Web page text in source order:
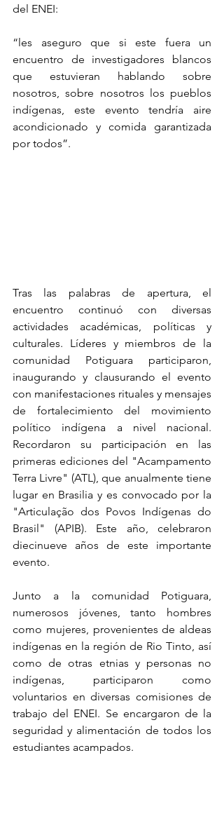
del ENEI:
“les aseguro que si este fuera un
encuentro de investigadores blancos
que estuvieran hablando sobre
nosotros, sobre nosotros los pueblos
indígenas, este evento tendría aire
acondicionado y comida garantizada
por todos”.
Tras las palabras de apertura, el
encuentro continuó con diversas
actividades académicas, políticas y
culturales. Líderes y miembros de la
comunidad Potiguara participaron,
inaugurando y clausurando el evento
con manifestaciones rituales y mensajes
de fortalecimiento del movimiento
político indígena a nivel nacional.
Recordaron su participación en las
primeras ediciones del "Acampamento
Terra Livre" (ATL), que anualmente tiene
lugar en Brasilia y es convocado por la
"Articulação dos Povos Indígenas do
Brasil" (APIB). Este año, celebraron
diecinueve años de este importante
evento.
Junto a la comunidad Potiguara,
numerosos jóvenes, tanto hombres
como mujeres, provenientes de aldeas
indígenas en la región de Rio Tinto, así
como de otras etnias y personas no
indígenas, participaron como
voluntarios en diversas comisiones de
trabajo del ENEI. Se encargaron de la
seguridad y alimentación de todos los
estudiantes acampados.